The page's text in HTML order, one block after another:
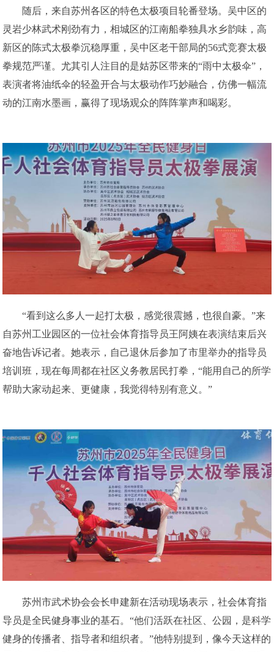
随后，来自苏州各区的特色太极项目轮番登场。吴中区的
灵岩少林武术刚劲有力，相城区的江南船拳独具水乡韵味，高
新区的陈式太极拳沉稳厚重，吴中区老干部局的56式竞赛太极
拳规范严谨。尤其引人注目的是姑苏区带来的“雨中太极伞”，
表演者将油纸伞的轻盈开合与太极动作巧妙融合，仿佛一幅流
动的江南水墨画，赢得了现场观众的阵阵掌声和喝彩。
“看到这么多人一起打太极，感觉很震撼，也很自豪。”来
自苏州工业园区的一位社会体育指导员王阿姨在表演结束后兴
奋地告诉记者。她表示，自己退休后参加了市里举办的指导员
培训班，现在每周都在社区义务教居民打拳，“能用自己的所学
帮助大家动起来、更健康，我觉得特别有意义。”
苏州市武术协会会长申建新在活动现场表示，社会体育指
导员是全民健身事业的基石。“他们活跃在社区、公园，是科学
健身的传播者、指导者和组织者。”他特别提到，像今天这样的